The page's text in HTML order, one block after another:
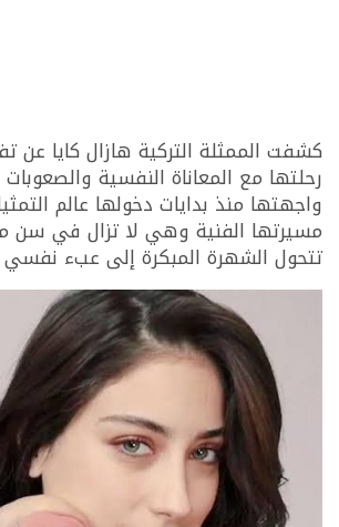
كشفت الممثلة التركية هازال كايا عن
رحلتها مع المعاناة النفسية
واجهتها منذ بدايات دخولها عالم
مسيرتها الفنية وهي لا تزال في سن
تتحول الشهرة المبكرة إلى عبء نفسي